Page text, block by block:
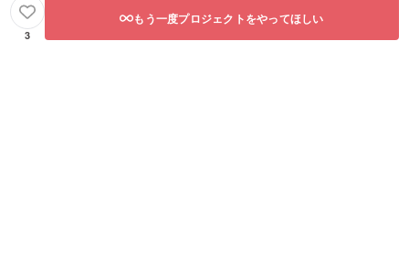
3
もう一度プロジェクトをやってほしい